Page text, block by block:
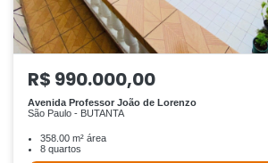
R$ 990.000,00
Avenida Professor João de Lorenzo
São Paulo - BUTANTA
358.00 m² área
8 quartos